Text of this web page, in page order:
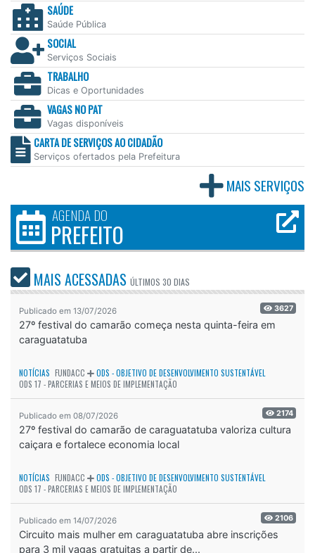
SAÚDE
Saúde Pública
SOCIAL
Serviços Sociais
TRABALHO
Dicas e Oportunidades
VAGAS NO PAT
Vagas disponíveis
CARTA DE SERVIÇOS AO CIDADÃO
Serviços ofertados pela Prefeitura
MAIS SERVIÇOS
AGENDA DO
PREFEITO
MAIS ACESSADAS ÚLTIMOS 30 DIAS
Publicado em 13/07/2026 3627
27º festival do camarão começa nesta quinta-feira em
caraguatatuba
NOTÍCIAS FUNDACC
ODS - OBJETIVO DE DESENVOLVIMENTO SUSTENTÁVEL
ODS 17 - PARCERIAS E MEIOS DE IMPLEMENTAÇÃO
Publicado em 08/07/2026 2174
27º festival do camarão de caraguatatuba valoriza cultura
caiçara e fortalece economia local
NOTÍCIAS FUNDACC
ODS - OBJETIVO DE DESENVOLVIMENTO SUSTENTÁVEL
ODS 17 - PARCERIAS E MEIOS DE IMPLEMENTAÇÃO
Publicado em 14/07/2026 2106
Circuito mais mulher em caraguatatuba abre inscrições
para 3 mil vagas gratuitas a partir de...